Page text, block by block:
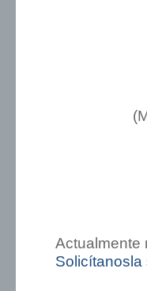
Actualmente
Solicítanosla